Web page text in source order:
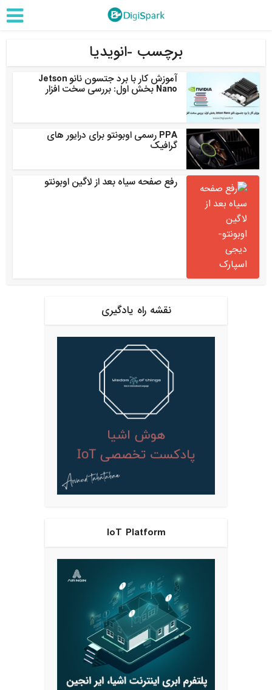
برچسب -انویدیا
آموزش کار با برد جتسون نانو Jetson
Nano بخش اول: بررسی سخت افزار
PPA رسمی اوبونتو برای درایور های
گرافیک
رفع صفحه سیاه بعد از لاگین اوبونتو
نقشه راه یادگیری
IoT Platform